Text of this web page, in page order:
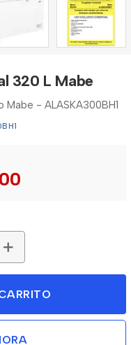
320 L Mabe
- ALASKA300BH1